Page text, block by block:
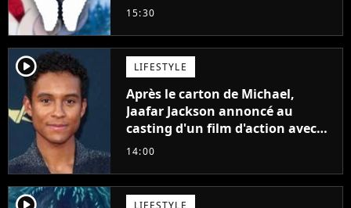
15:30
player2 LIFESTYLE
Après le carton de Michael,
Jaafar Jackson annoncé au
casting d'un film d'action avec
Will Smith
14:00